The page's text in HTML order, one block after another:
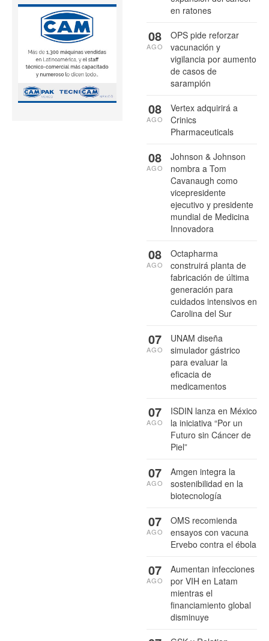
en ratones
OPS pide reforzar
vacunación y
vigilancia por aumento
de casos de
sarampión
08
AGO
Vertex adquirirá a
Crinics
Pharmaceuticals
08
AGO
Johnson & Johnson
nombra a Tom
Cavanaugh como
vicepresidente
ejecutivo y presidente
mundial de Medicina
Innovadora
08
AGO
Octapharma
construirá planta de
fabricación de última
generación para
cuidados intensivos en
Carolina del Sur
08
AGO
UNAM diseña
simulador gástrico
para evaluar la
eficacia de
medicamentos
07
AGO
ISDIN lanza en México
la iniciativa “Por un
Futuro sin Cáncer de
Piel”
07
AGO
Amgen integra la
sostenibilidad en la
biotecnología
07
AGO
OMS recomienda
ensayos con vacuna
Ervebo contra el ébola
07
AGO
Aumentan infecciones
por VIH en Latam
mientras el
financiamiento global
disminuye
07
AGO